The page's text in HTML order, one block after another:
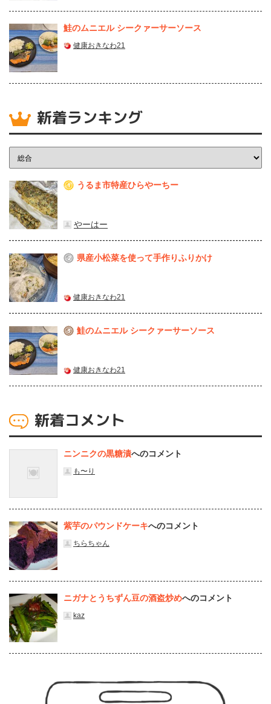
鮭のムニエル シークァーサーソース
健康おきなわ21
新着ランキング
1 うるま市特産ひらやーちー
やーはー
2 県産⼩松菜を使って⼿作りふりかけ
健康おきなわ21
3 鮭のムニエル シークァーサーソース
健康おきなわ21
新着コメント
ニンニクの黒糖漬へのコメント
も〜り
紫芋のパウンドケーキへのコメント
ちらちゃん
ニガナとうちずん豆の酒盗炒めへのコメント
kaz